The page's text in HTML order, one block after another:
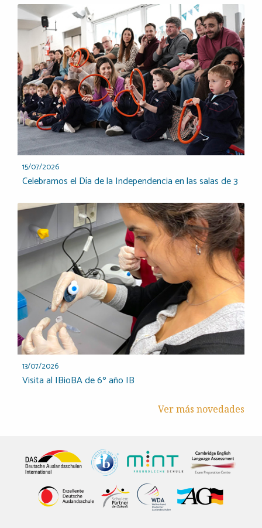
15/07/2026
Celebramos el Día de la Independencia en las salas de 3
13/07/2026
Visita al IBioBA de 6º año IB
Ver más novedades